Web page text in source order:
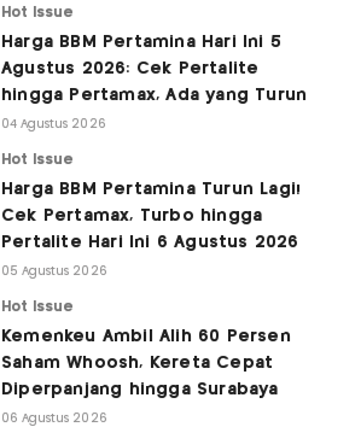
Hot Issue
Harga BBM Pertamina Hari Ini 5
Agustus 2026: Cek Pertalite
hingga Pertamax, Ada yang Turun
04 Agustus 2026
Hot Issue
Harga BBM Pertamina Turun Lagi!
Cek Pertamax, Turbo hingga
Pertalite Hari Ini 6 Agustus 2026
05 Agustus 2026
Hot Issue
Kemenkeu Ambil Alih 60 Persen
Saham Whoosh, Kereta Cepat
Diperpanjang hingga Surabaya
06 Agustus 2026